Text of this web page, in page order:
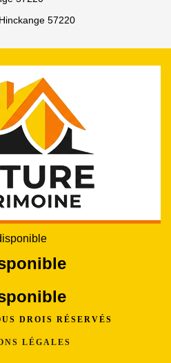
57220
DROIS RÉSERVÉS
LÉGALES